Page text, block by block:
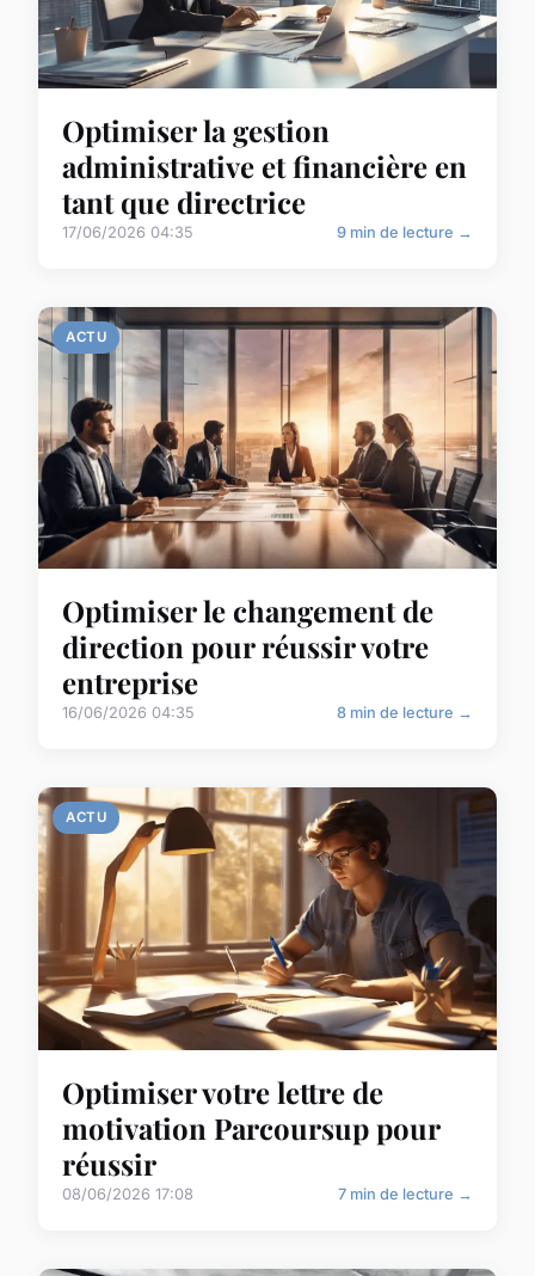
Optimiser la gestion
administrative et financière en
tant que directrice
17/06/2026 04:35 9 min de lecture →
ACTU
Optimiser le changement de
direction pour réussir votre
entreprise
16/06/2026 04:35 8 min de lecture →
ACTU
Optimiser votre lettre de
motivation Parcoursup pour
réussir
08/06/2026 17:08 7 min de lecture →